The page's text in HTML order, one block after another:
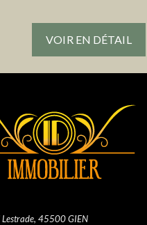
VOIR EN DÉTAIL
45500 GIEN